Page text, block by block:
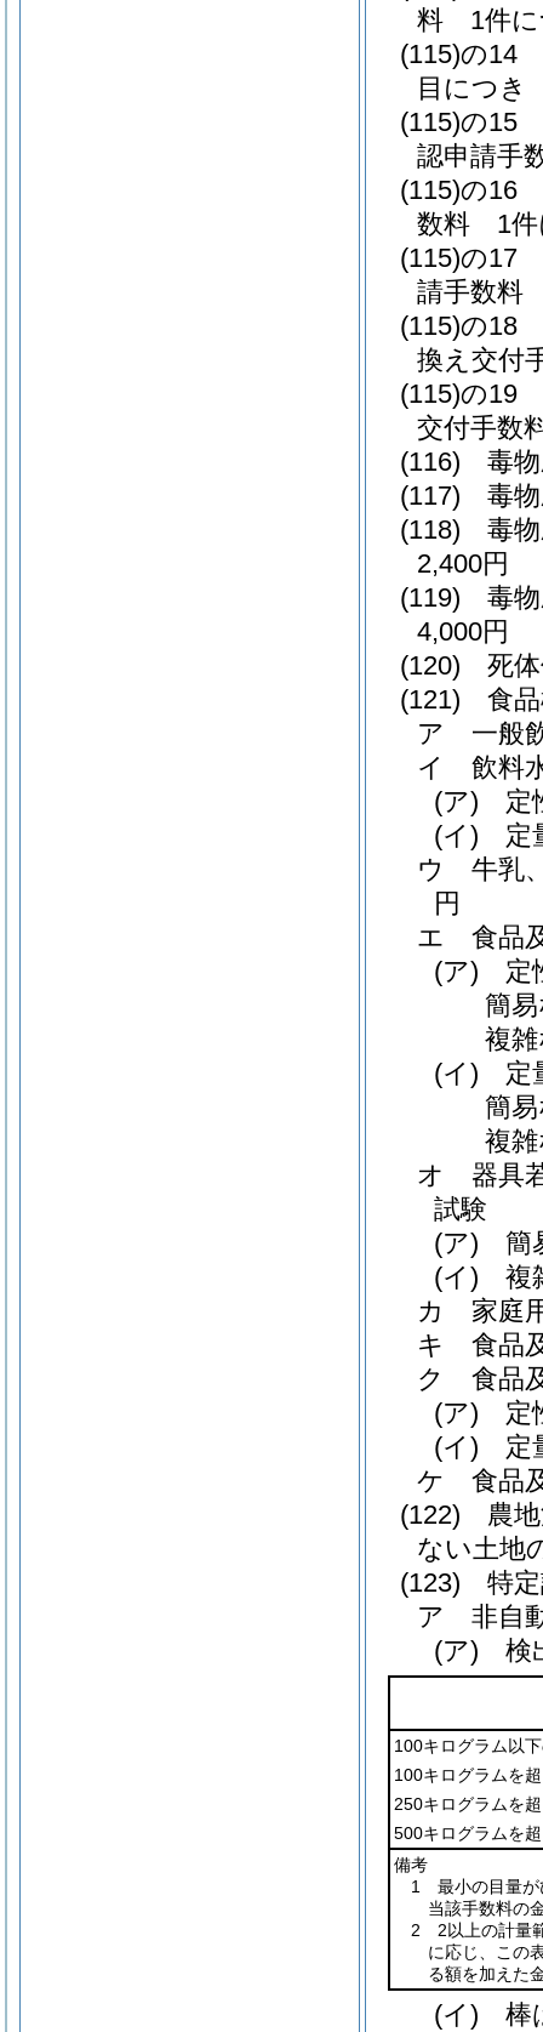
料 1件
(115)の14
目につ
(115)の15
認申請
(115)の16
数料 1件
(115)の17
請手数
(115)の18
換え交付
(115)の19
交付手
(116)
毒
(117)
毒
(118)
毒
2,400円
(119)
毒
4,000円
(120)
死
(121)
食
ア
一般
イ
飲料
(ア)
定
(イ)
定
ウ
牛乳
円
エ
食品
(ア)
定
簡
複
(イ)
定
簡
複
オ
器具
試験
(ア)
簡
(イ)
複
カ
家庭
キ
食品
ク
食品
(ア)
定
(イ)
定
ケ
食品
(122)
農
ない土地
(123)
特
ア
非自
(ア)
検
100キログラム以
100キログラムを
250キログラムを
500キログラムを
備考
1 最小の目量が
当該手数料の
2 2以上の計量
に応じ、この
る額を加えた
(イ)
棒